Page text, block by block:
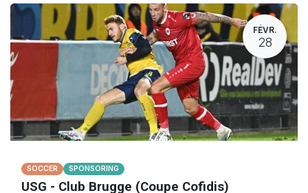
FÉVR.
28
SOCCER SPONSORING
USG - Club Brugge (Coupe Cofidis)